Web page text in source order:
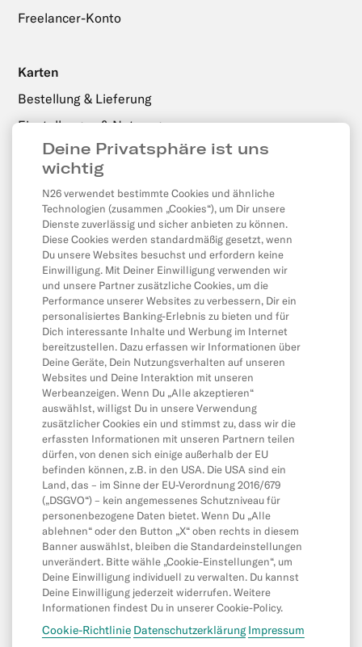
Freelancer-Konto
Karten
Bestellung & Lieferung
Einstellungen & Nutzung
Zahlungen, Überweisungen & Abhebungen
Abhebungen
Überweisungen
Lastschriften & Daueraufträge
Karte & Online-Zahlungen
Kontostand & Limits
App & Produkte
CASH26
Mobile and Online Wallets
Freunde Einladen
MoneyBeam
N26 SIM
Dispokredit & Kredit
Savings & Invest
Spaces
N26 für unter 18-Jährige
Deine Privatsphäre ist uns
wichtig
N26 verwendet bestimmte Cookies und ähnliche
Technologien (zusammen „Cookies“), um Dir unsere
Dienste zuverlässig und sicher anbieten zu können.
Diese Cookies werden standardmäßig gesetzt, wenn
Du unsere Websites besuchst und erfordern keine
Einwilligung. Mit Deiner Einwilligung verwenden wir
und unsere Partner zusätzliche Cookies, um die
Performance unserer Websites zu verbessern, Dir ein
personalisiertes Banking-Erlebnis zu bieten und für
Dich interessante Inhalte und Werbung im Internet
bereitzustellen. Dazu erfassen wir Informationen über
Deine Geräte, Dein Nutzungsverhalten auf unseren
Websites und Deine Interaktion mit unseren
Werbeanzeigen. Wenn Du „Alle akzeptieren“
auswählst, willigst Du in unsere Verwendung
zusätzlicher Cookies ein und stimmst zu, dass wir die
erfassten Informationen mit unseren Partnern teilen
dürfen, von denen sich einige außerhalb der EU
befinden können, z.B. in den USA. Die USA sind ein
Land, das – im Sinne der EU-Verordnung 2016/679
(„DSGVO“) – kein angemessenes Schutzniveau für
personenbezogene Daten bietet. Wenn Du „Alle
ablehnen“ oder den Button „X“ oben rechts in diesem
Banner auswählst, bleiben die Standardeinstellungen
unverändert. Bitte wähle „Cookie-Einstellungen“, um
Deine Einwilligung individuell zu verwalten. Du kannst
Deine Einwilligung jederzeit widerrufen. Weitere
Informationen findest Du in unserer Cookie-Policy.
Cookie-Richtlinie Datenschutzerklärung Impressum